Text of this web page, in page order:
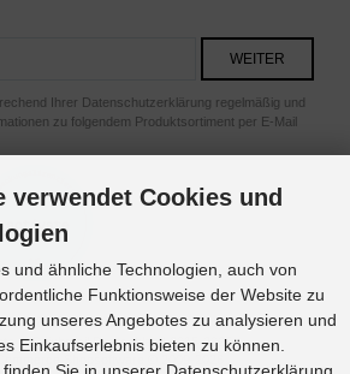
Ihrer Datenschutzerklärung regelmäßig und
zu folgendem Produktsortiment per E-Mail
© 2026 | Template © 2026 by Karl
@Cajubrasil Deutschland 2015-2026
Shopsoftware © 2009-2026
verwendet Cookies und
und ähnliche Technologien, auch von
Funktionsweise der Website zu
unseres Angebotes zu analysieren und
Einkaufserlebnis bieten zu können.
Sie in unserer Datenschutzerklärung.